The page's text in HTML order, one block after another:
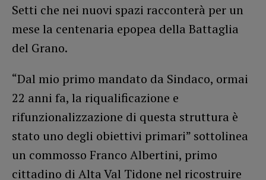
Setti che nei nuovi spazi racconterà per un
mese la centenaria epopea della Battaglia
del Grano.
“Dal mio primo mandato da Sindaco, ormai
22 anni fa, la riqualificazione e
rifunzionalizzazione di questa struttura è
stato uno degli obiettivi primari” sottolinea
un commosso Franco Albertini, primo
cittadino di Alta Val Tidone nel ricostruire